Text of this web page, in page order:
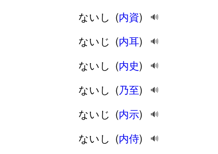
ないし (内資) 🔊
ないじ (内耳) 🔊
ないし (内史) 🔊
ないし (乃至) 🔊
ないじ (内示) 🔊
ないし (内侍) 🔊